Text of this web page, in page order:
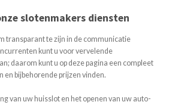
slotenmakers diensten
transparant te zijn in de communicatie
kunt u voor vervelende
daarom kunt u op deze pagina een compleet
en bijbehorende prijzen vinden.
van uw huisslot en het openen van uw auto-